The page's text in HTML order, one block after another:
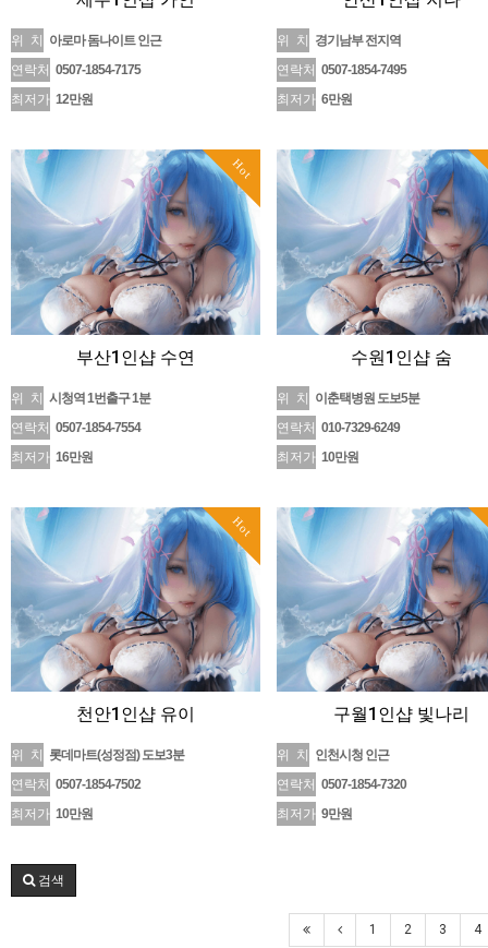
위 치 아로마 돔나이트 인근
연락처 0507-1854-7175
최저가 12만원
위 치 경기남부 전지역
연락처 0507-1854-7495
최저가 6만원
Hot
부산1인샵 수연
위 치 시청역 1번출구 1분
연락처 0507-1854-7554
최저가 16만원
수원1인샵 숨
위 치 이춘택병원 도보5분
연락처 010-7329-6249
최저가 10만원
Hot
천안1인샵 유이
위 치
롯데마트(성정점) 도보3분
연락처 0507-1854-7502
최저가 10만원
구월1인샵 빛나리
위 치
인천시청 인근
연락처 0507-1854-7320
최저가 9만원
검색
1 2 3 4